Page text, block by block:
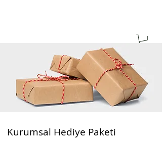
Kurumsal Hediye Paketi